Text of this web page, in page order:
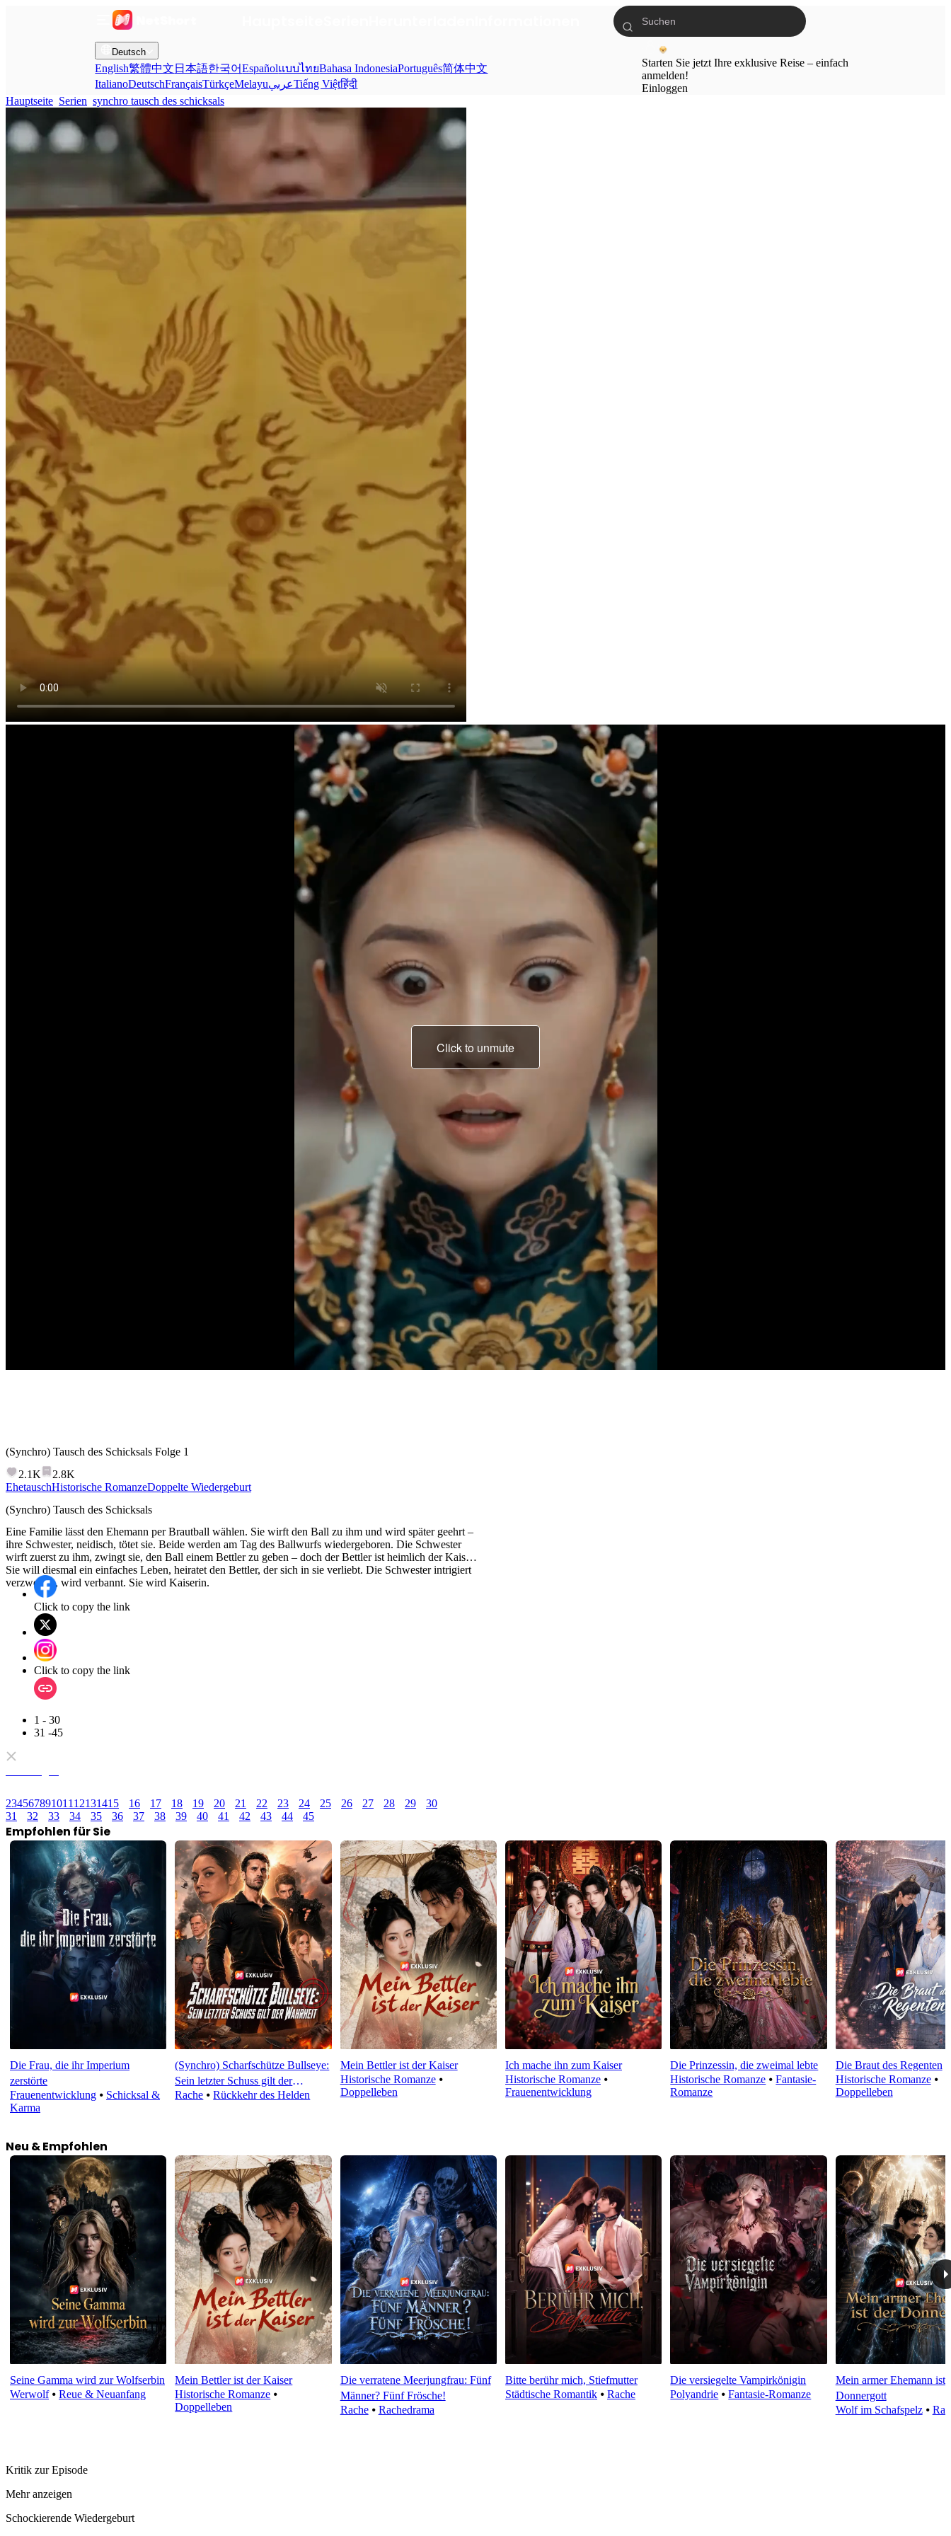
Deutsch
English繁體中文 日本語한국어EspañolแบบไทยBahasa IndonesiaPortuguês简体中文
ItalianoDeutschFrançaisTürkçeMelayuعربيTiếng Việtहिंदी
Starten Sie jetzt Ihre exklusive Reise – einfach
anmelden!
Einloggen
Hauptseite Serien synchro tausch des schicksals
Click to unmute
(Synchro) Tausch des Schicksals Folge 1
2.1K
2.8K
EhetauschHistorische RomanzeDoppelte Wiedergeburt
(Synchro) Tausch des Schicksals
Eine Familie lässt den Ehemann per Brautball wählen. Sie wirft den Ball zu ihm und wird später geehrt –
ihre Schwester, neidisch, tötet sie. Beide werden am Tag des Ballwurfs wiedergeboren. Die Schwester
wirft zuerst zu ihm, zwingt sie, den Ball einem Bettler zu geben – doch der Bettler ist heimlich der Kaiser.
Sie will diesmal ein einfaches Leben, heiratet den Bettler, der sich in sie verliebt. Die Schwester intrigiert
verzweifelt, wird verbannt. Sie wird Kaiserin.
Click to copy the link
Click to copy the link
1 - 30
31 -45
234567891011 12131415 16 17 18 19 20 21 22 23 24 25 26 27 28 29
30
31
32 33 34 35 36 37 38 39 40 41 42 43 44 45
Empfohlen für Sie
Die Frau, die ihr Imperium
zerstörte
Frauenentwicklung ⦁ Schicksal &
Karma
(Synchro) Scharfschütze Bullseye:
Sein letzter Schuss gilt der
Wahrheit
Rache ⦁Rückkehr des Helden
Mein Bettler ist der Kaiser
Historische Romanze⦁
Doppelleben
Ich mache ihn zum Kaiser
Historische Romanze⦁
Frauenentwicklung
Die Prinzessin, die zweimal lebte
Historische Romanze ⦁Fantasie-
Romanze
Die Braut des Regenten
Historische Romanze⦁
Doppelleben
Neu & Empfohlen
Seine Gamma wird zur Wolfserbin
Werwolf⦁ Reue & Neuanfang
Mein Bettler ist der Kaiser
Historische Romanze ⦁
Doppelleben
Die verratene Meerjungfrau: Fünf
Männer? Fünf Frösche!
Rache⦁ Rachedrama
Bitte berühr mich, Stiefmutter
Städtische Romantik⦁ Rache
Die versiegelte Vampirkönigin
Polyandrie ⦁Fantasie-Romanze
Mein armer Ehemann ist
Donnergott
Wolf im Schafspelz⦁
Kritik zur Episode
Mehr anzeigen
Schockierende Wiedergeburt